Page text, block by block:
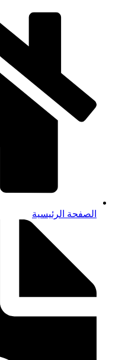
الصفحة الرئيسية